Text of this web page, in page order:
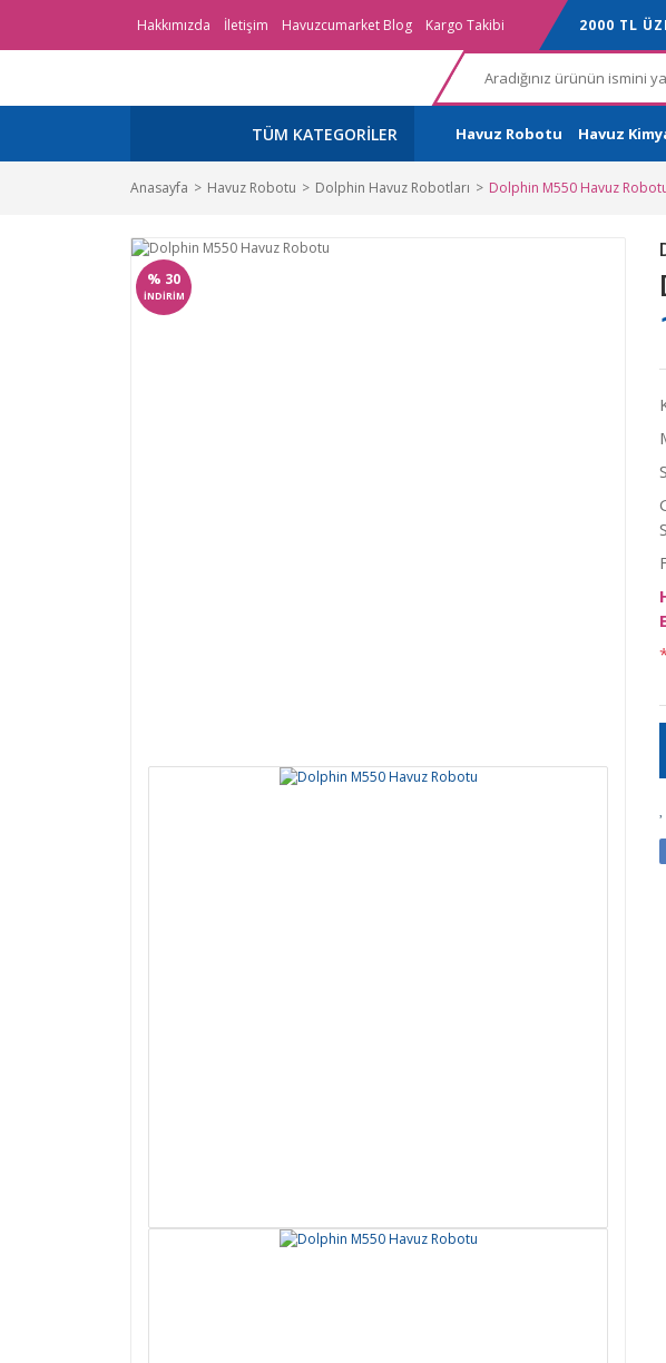
Hakkımızda İletişim Havuzcumarket Blog Kargo Takibi 2000 TL
TÜM KATEGORİLER Havuz Robotu Havuz
Anasayfa Havuz Robotu Dolphin Havuz Robotları Dolphin M550 Havuz
% 30
İNDİRİM